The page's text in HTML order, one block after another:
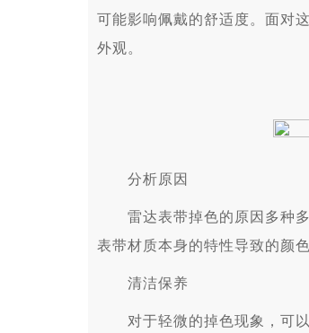
可能影响佩戴的舒适度。面对
外观。
分析原因
雷达表带掉色的原因多种多
表带材质本身的特性导致的颜
清洁保养
对于轻微的掉色现象，可以